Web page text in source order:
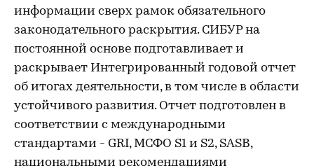
информации сверх рамок обязательного
законодательного раскрытия. СИБУР на
постоянной основе подготавливает и
раскрывает Интегрированный годовой отчет
об итогах деятельности, в том числе в области
устойчивого развития. Отчет подготовлен в
соответствии с международными
стандартами - GRI, МСФО S1 и S2, SASB,
национальными рекомендациями